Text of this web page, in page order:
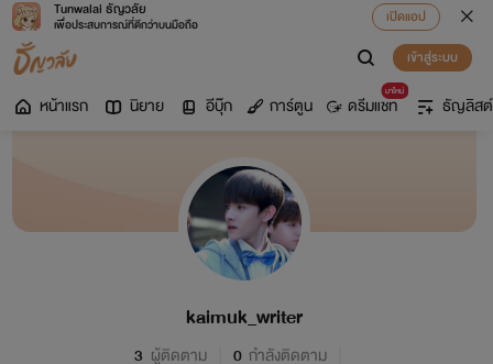
Tunwalai ธัญวลัย
เพื่อประสบการณ์ที่ดีกว่าบนมือถือ
เปิดแอป
เข้าสู่ระบบ
หน้าแรก นิยาย อีบุ๊ก การ์ตูน
มาใหม่
ดรีมแชท ธัญลิสต์
kaimuk_writer
3 ผู้ติดตาม 0 กำลังติดตาม